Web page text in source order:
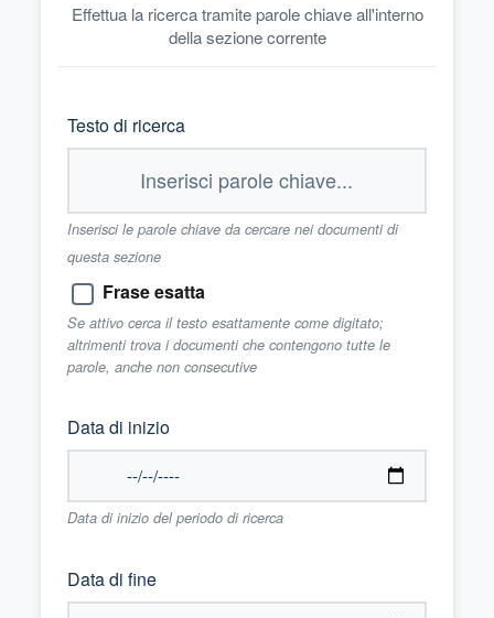
Effettua la ricerca tramite parole chiave all'interno
della sezione corrente
Testo di ricerca
Inserisci le parole chiave da cercare nei documenti di
questa sezione
Frase esatta
Se attivo cerca il testo esattamente come digitato;
altrimenti trova i documenti che contengono tutte le
parole, anche non consecutive
Data di inizio
Data di inizio del periodo di ricerca
Data di fine